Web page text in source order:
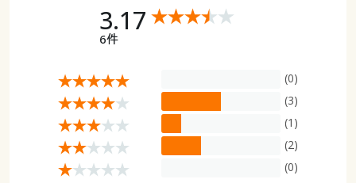
サポート
ご利用ガイド
よくある質問とお問い合わせ
ご利用ガイド
よくある質問とお問い合わせ
3.17
6件
(0)
(3)
(1)
(2)
(0)